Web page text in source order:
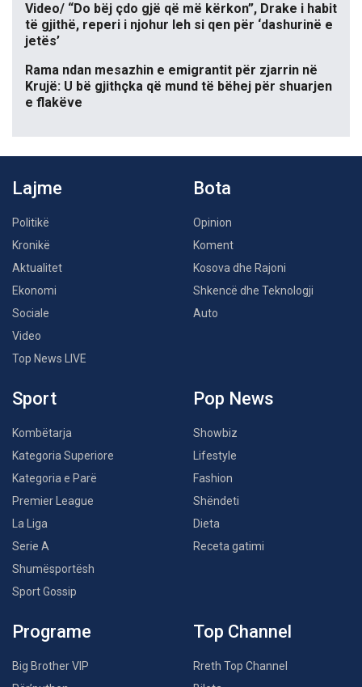
Video/ “Do bëj çdo gjë që më kërkon”, Drake i habit
të gjithë, reperi i njohur leh si qen për ‘dashurinë e
jetës’
Rama ndan mesazhin e emigrantit për zjarrin në
Krujë: U bë gjithçka që mund të bëhej për shuarjen
e flakëve
Lajme
Politikë
Kronikë
Aktualitet
Ekonomi
Sociale
Video
Top News LIVE
Bota
Opinion
Koment
Kosova dhe Rajoni
Shkencë dhe Teknologji
Auto
Sport
Kombëtarja
Kategoria Superiore
Kategoria e Parë
Premier League
La Liga
Serie A
Shumësportësh
Sport Gossip
Pop News
Showbiz
Lifestyle
Fashion
Shëndeti
Dieta
Receta gatimi
Programe
Big Brother VIP
Top Channel
Rreth Top Channel